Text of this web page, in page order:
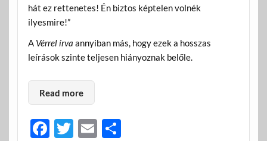
hát ez rettenetes! Én biztos képtelen volnék
ilyesmire!”
A Vérrel írva annyiban más, hogy ezek a hosszas
leírások szinte teljesen hiányoznak belőle.
Read more
F T E O